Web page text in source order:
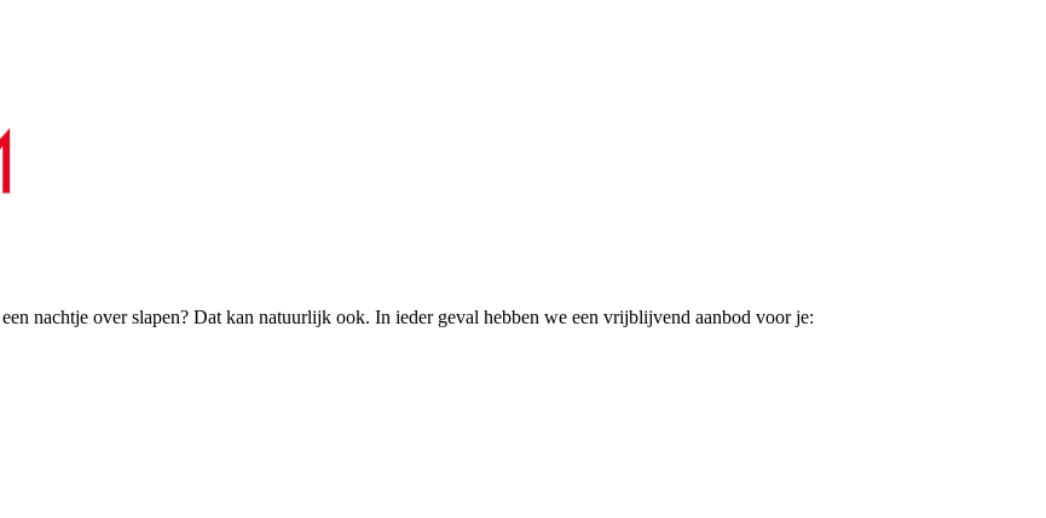
nachtje over slapen? Dat kan natuurlijk ook. In ieder geval hebben we een vrijblijvend aanbod voor je: